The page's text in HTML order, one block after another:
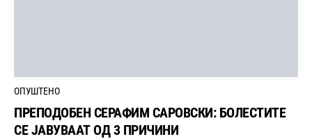
ОПУШТЕНО
ПРЕПОДОБЕН СЕРАФИМ САРОВСКИ: БОЛЕСТИТЕ
СЕ ЈАВУВААТ ОД 3 ПРИЧИНИ